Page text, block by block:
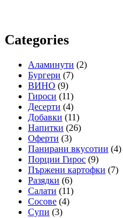
Categories
Аламинути (2)
Бургери (7)
ВИНО (9)
Гироси (11)
Десерти (4)
Добавки (11)
Напитки (26)
Оферти (3)
Панирани вкусотии (4)
Порции Гирос (9)
Пържени картофки (7)
Разядки (6)
Салати (11)
Сосове (4)
Супи (3)